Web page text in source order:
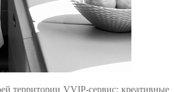
территории VVIP-сервис: креативные